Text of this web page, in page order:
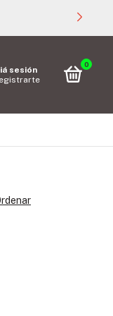
sesión
0